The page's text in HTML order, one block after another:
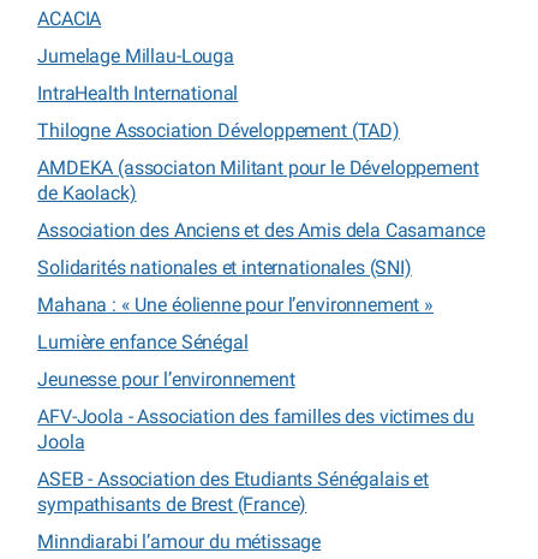
ACACIA
Jumelage Millau-Louga
IntraHealth International
Thilogne Association Développement (TAD)
AMDEKA (associaton Militant pour le Développement
de Kaolack)
Association des Anciens et des Amis dela Casamance
Solidarités nationales et internationales (SNI)
Mahana : « Une éolienne pour l’environnement »
Lumière enfance Sénégal
Jeunesse pour l’environnement
AFV-Joola - Association des familles des victimes du
Joola
ASEB - Association des Etudiants Sénégalais et
sympathisants de Brest (France)
Minndiarabi l’amour du métissage